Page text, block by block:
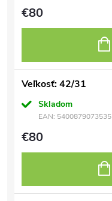
€80
Veľkosť: 42/31
Skladom
EAN: 5400879073535
€80